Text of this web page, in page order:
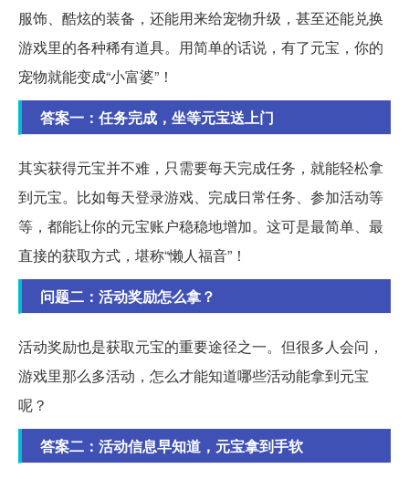
服饰、酷炫的装备，还能用来给宠物升级，甚至还能兑换
游戏里的各种稀有道具。用简单的话说，有了元宝，你的
宠物就能变成“小富婆”！
答案一：任务完成，坐等元宝送上门
其实获得元宝并不难，只需要每天完成任务，就能轻松拿
到元宝。比如每天登录游戏、完成日常任务、参加活动等
等，都能让你的元宝账户稳稳地增加。这可是最简单、最
直接的获取方式，堪称“懒人福音”！
问题二：活动奖励怎么拿？
活动奖励也是获取元宝的重要途径之一。但很多人会问，
游戏里那么多活动，怎么才能知道哪些活动能拿到元宝
呢？
答案二：活动信息早知道，元宝拿到手软